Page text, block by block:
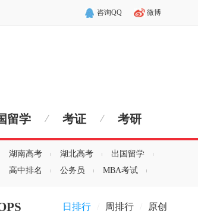
咨询QQ 微博
留学 考证 考研
湖南高考 湖北高考
出国留学
高中排名 公务员 MBA考试
日排行 周排行 原创